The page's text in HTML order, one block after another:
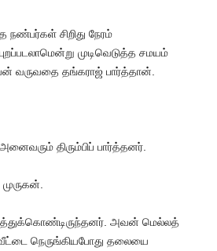
நண்பர்கள் சிறிது நேரம்
முடிவெடுத்த சமயம்
வருவதை தங்கராஜ் பார்த்தான்.
திரும்பிப் பார்த்தனர்.
அவன் மெல்லத்
நெருங்கியபோது தலையை